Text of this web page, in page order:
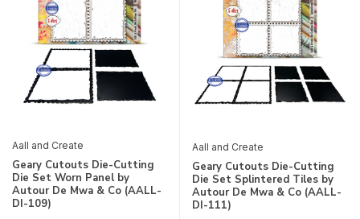
Aall and Create
Geary Cutouts Die-Cutting
Die Set Worn Panel by
Autour De Mwa & Co (AALL-
DI-109)
Aall and Create
Geary Cutouts Die-Cutting
Die Set Splintered Tiles by
Autour De Mwa & Co (AALL-
DI-111)